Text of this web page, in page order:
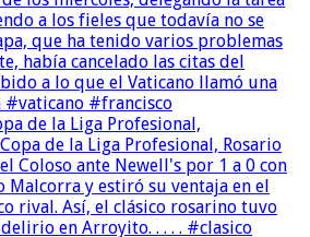
de la Liga Profesional,